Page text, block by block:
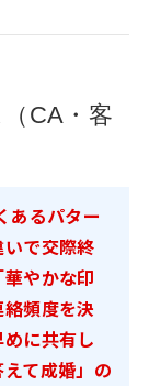
CA・客
あるパター
で交際終
やかな印
頻度を決
に共有し
て成婚」の